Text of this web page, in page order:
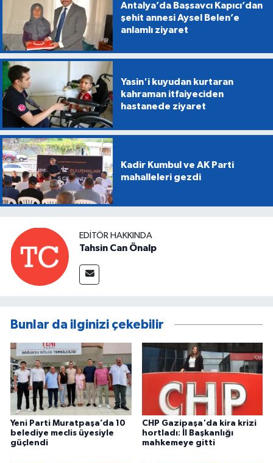
Antalya’da Başsavcı Kapıcı’dan
şehit annesi Aysel Belen’e
anlamlı ziyaret
Yasin'i kuyudan kurtaran
kahraman itfaiyeciden
hastanede ziyaret
Kadir Kumbul ve AK Parti
mahalleleri gezdi
EDITÖR HAKKINDA
Tahsin Can Önalp
Bunlar da ilginizi çekebilir
Yeni Parti Muratpaşa’da 10
belediye meclis üyesiyle
güçlendi
CHP Gazipaşa'da kira krizi
hortladı: İl Başkanlığı
mahkemeye gitti